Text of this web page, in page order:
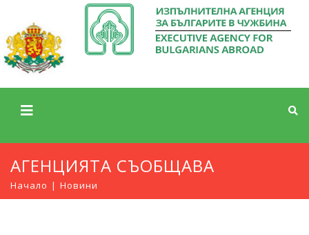
АГЕНЦИЯТА СЪОБЩАВА
Начало Новини